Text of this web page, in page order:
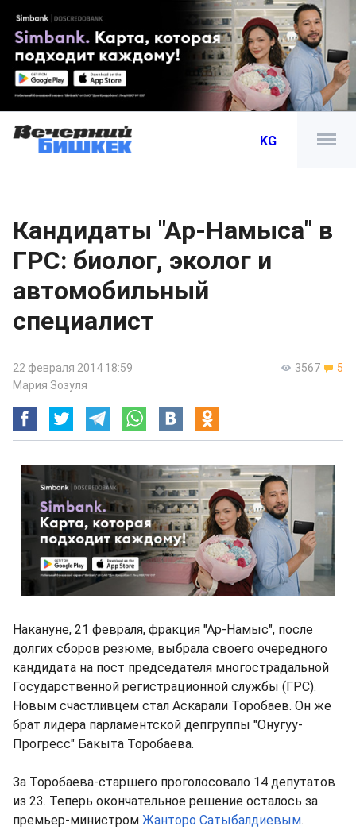
KG
Кандидаты "Ар-Намыса" в
ГРС: биолог, эколог и
автомобильный
специалист
3567 5
22 февраля 2014 18:59
Мария Зозуля
Накануне, 21 февраля, фракция "Ар-Намыс", после
долгих сборов резюме, выбрала своего очередного
кандидата на пост председателя многострадальной
Государственной регистрационной службы (ГРС).
Новым счастливцем стал Аскарали Торобаев. Он же
брат лидера парламентской депгруппы "Онугуу-
Прогресс" Бакыта Торобаева.
За Торобаева-старшего проголосовало 14 депутатов
из 23. Теперь окончательное решение осталось за
премьер-министром Жанторо Сатыбалдиевым.